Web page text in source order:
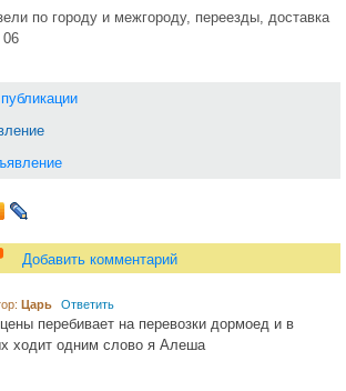
по городу и межгороду, переезды, доставка
06
Добавить комментарий
Царь Ответить
перебивает на перевозки дормоед и в
ходит одним слово я Алеша